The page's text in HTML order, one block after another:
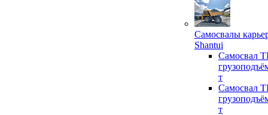
Самосвалы
Shantui
Самосвал
т
Самосвал
т